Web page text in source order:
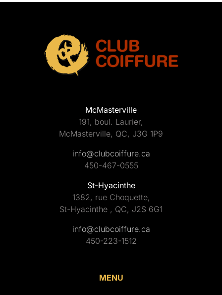
McMasterville
191, boul. Laurier,
McMasterville, QC, J3G 1P9
info@clubcoiffure.ca
450-467-0555
St-Hyacinthe
1382, rue Choquette,
St-Hyacinthe , QC, J2S 6G1
info@clubcoiffure.ca
450-223-1512
MENU